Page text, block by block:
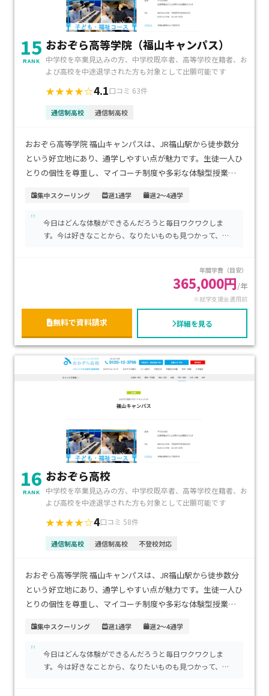
15
RANK
おおぞら高等学院（福山キャンパス）
中学校を卒業見込みの方、中学校既卒者、高等学校在籍者、お
よび高校を中途退学された方も対象として出願可能です
★★★★☆4.1口コミ 63件
通信制高校 通信制高校
おおぞら高等学院 福山キャンパスは、JR福山駅から徒歩数分
という好立地にあり、通学しやすい点が魅力です。生徒一人ひ
とりの個性を尊重し、マイコーチ制度や多彩な体験型授業を
す。学費は年間40万円〜60万円程度と比較的良心的で、内容
に見合った価値が感じられます。自分のペースで学びたい方
や、個別にサポートを受けながら高校卒業を目指したい方に
集中スクーリング 週1通学 週2～4通学
"
今日はどんな体験ができるんだろうと毎日ワクワクしま
す。今は好きなことから、なりたいものも見つかって、大
年間学費（目安）
365,000円/年
※就学支援金適用前
無料で資料請求 詳細を見る
16
RANK
おおぞら高校
中学校を卒業見込みの方、中学校既卒者、高等学校在籍者、お
よび高校を中途退学された方も対象として出願可能です
★★★★☆4口コミ 58件
通信制高校 通信制高校 不登校対応
おおぞら高等学院 福山キャンパスは、JR福山駅から徒歩数分
という好立地にあり、通学しやすい点が魅力です。生徒一人ひ
とりの個性を尊重し、マイコーチ制度や多彩な体験型授業を
す。学費は年間40万円〜60万円程度と比較的良心的で、内容
に見合った価値が感じられます。自分のペースで学びたい方
や、個別にサポートを受けながら高校卒業を目指したい方に
集中スクーリング 週1通学 週2～4通学
"
今日はどんな体験ができるんだろうと毎日ワクワクしま
す。今は好きなことから、なりたいものも見つかって、大